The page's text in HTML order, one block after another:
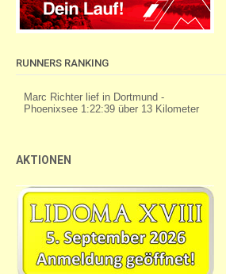
RUNNERS RANKING
AKTIONEN